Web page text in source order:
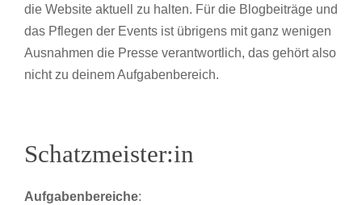
die Website aktuell zu halten. Für die Blogbeiträge und
das Pflegen der Events ist übrigens mit ganz wenigen
Ausnahmen die Presse verantwortlich, das gehört also
nicht zu deinem Aufgabenbereich.
Schatzmeister:in
Aufgabenbereiche: